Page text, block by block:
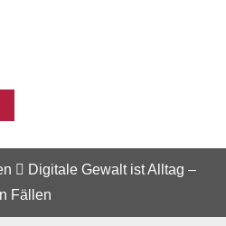
Digitale Gewalt ist Alltag –
Fällen